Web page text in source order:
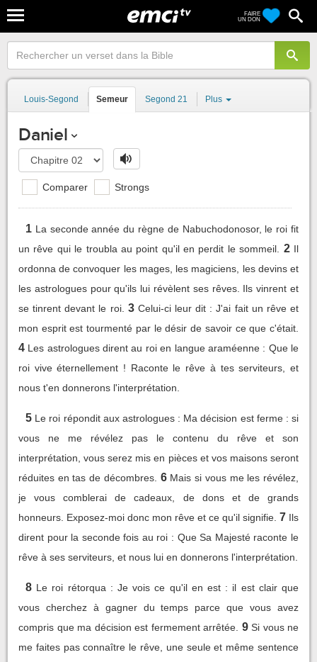
FAIRE
UN DON
Louis-Segond Semeur Segond 21 Plus
Daniel
Comparer Strongs
1 La seconde année du règne de Nabuchodonosor, le roi fit
un rêve qui le troubla au point qu'il en perdit le sommeil.
2 Il
ordonna de convoquer les mages, les magiciens, les devins et
les astrologues pour qu'ils lui révèlent ses rêves. Ils vinrent et
se tinrent devant le roi. 3 Celui-ci leur dit : J'ai fait un rêve et
mon esprit est tourmenté par le désir de savoir ce que c'était.
4 Les astrologues dirent au roi en langue araméenne : Que le
roi vive éternellement ! Raconte le rêve à tes serviteurs, et
nous t'en donnerons l'interprétation.
5 Le roi répondit aux astrologues : Ma décision est ferme : si
vous ne me révélez pas le contenu du rêve et son
interprétation, vous serez mis en pièces et vos maisons seront
réduites en tas de décombres. 6 Mais si vous me les révélez,
je vous comblerai de cadeaux, de dons et de grands
honneurs. Exposez-moi donc mon rêve et ce qu'il signifie. 7 Ils
dirent pour la seconde fois au roi : Que Sa Majesté raconte le
rêve à ses serviteurs, et nous lui en donnerons l'interprétation.
8 Le roi rétorqua : Je vois ce qu'il en est : il est clair que
vous cherchez à gagner du temps parce que vous avez
compris que ma décision est fermement arrêtée. 9 Si vous ne
me faites pas connaître le rêve, une seule et même sentence